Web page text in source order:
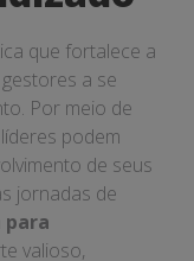
que fortalece a
a se
Por meio de
podem
de seus
jornadas de
valioso,